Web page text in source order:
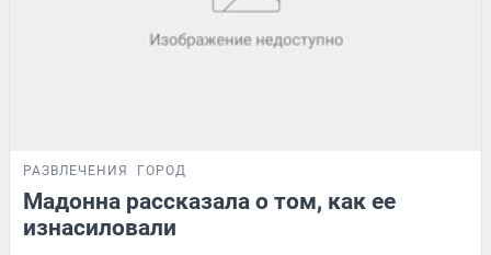
РАЗВЛЕЧЕНИЯ ГОРОД
Мадонна рассказала о том, как ее
изнасиловали